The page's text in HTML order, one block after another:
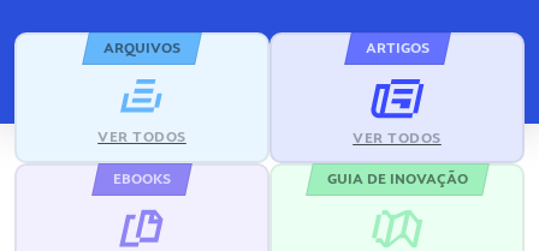
ARQUIVOS
VER TODOS
ARTIGOS
VER TODOS
EBOOKS GUIA DE INOVAÇÃO